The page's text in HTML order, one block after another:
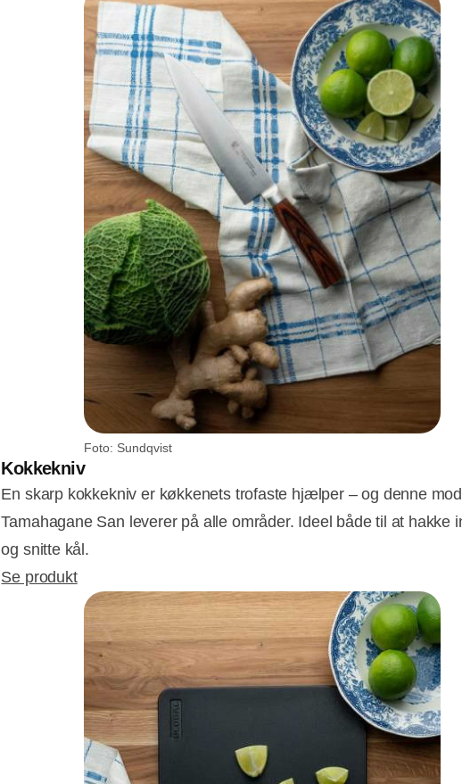
Foto: Sundqvist
Kokkekniv
En skarp kokkekniv er køkkenets trofaste hjælper – og denne
Tamahagane San leverer på alle områder. Ideel både til at hakke
og snitte kål.
Se produkt